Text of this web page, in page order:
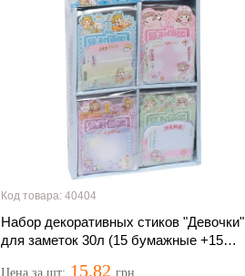
Код товара: 40404
Набор декоративных стиков "Девочки"
для заметок 30л (15 бумажные +15
Ценаза шт: 15.82 грн